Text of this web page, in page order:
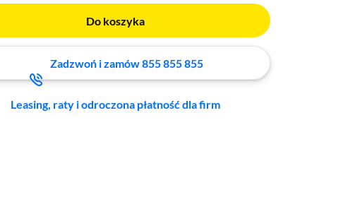
Do koszyka
Zadzwoń i zamów 855 855 855
Leasing, raty i odroczona płatność dla firm